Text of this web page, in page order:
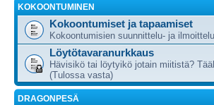
KOKOONTUMINEN
Kokoontumiset ja tapaamiset
Kokoontumisien suunnittelu- ja
Löytötavaranurkkaus
Hävisikö tai löytyikö jotain miitistä?
(Tulossa vasta)
DRAGONPESÄ